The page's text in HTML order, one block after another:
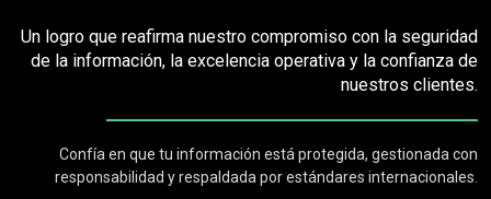
Un logro que reafirma nuestro compromiso con la seguridad
de la información, la excelencia operativa y la confianza de
nuestros clientes.
Confía en que tu información está protegida, gestionada con
responsabilidad y respaldada por estándares internacionales.